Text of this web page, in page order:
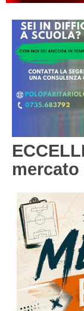
1^ CATEGORIA
2^ CATEGORIA
GIOVANILI
DIRETTA